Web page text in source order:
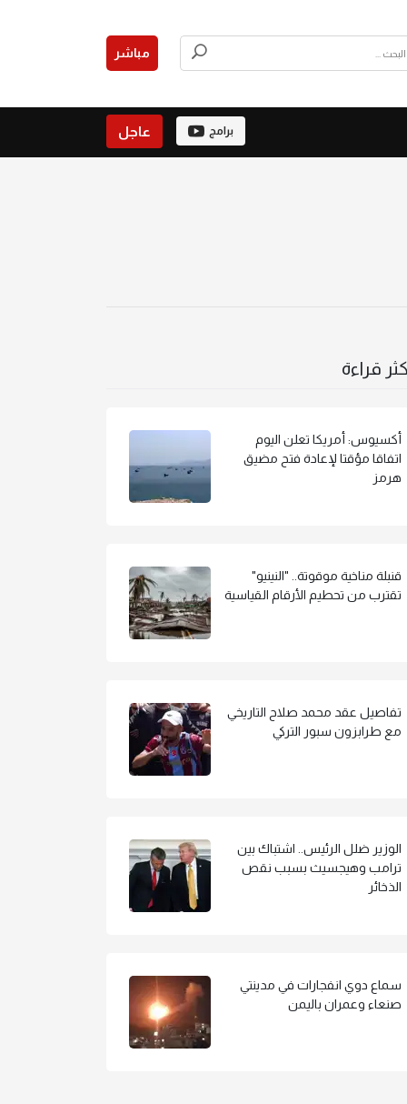
مباشر
برامج عاجل
قراءة
أكسيوس: أمريكا تعلن اليوم
اتفاقا مؤقتا لإعادة فتح مضيق
هرمز
قنبلة مناخية موقوتة.. "النينيو"
تقترب من تحطيم الأرقام القياسية
تفاصيل عقد محمد صلاح التاريخي
مع طرابزون سبور التركي
الوزير ضلل الرئيس.. اشتباك بين
ترامب وهيجسيث بسبب نقص
الذخائر
سماع دوي انفجارات في مدينتي
صنعاء وعمران باليمن